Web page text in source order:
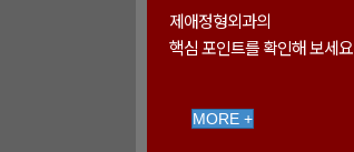
제애정형외과의
핵심 포인트를 확인해 보세요
MORE +